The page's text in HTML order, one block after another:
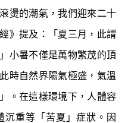
燙的潮氣，我們迎來二十
》提及：「夏三月，此謂
小暑不僅是萬物繁茂的頂
時自然界陽氣極盛，氣溫
。在這樣環境下，人體容
重等「苦夏」症狀。因